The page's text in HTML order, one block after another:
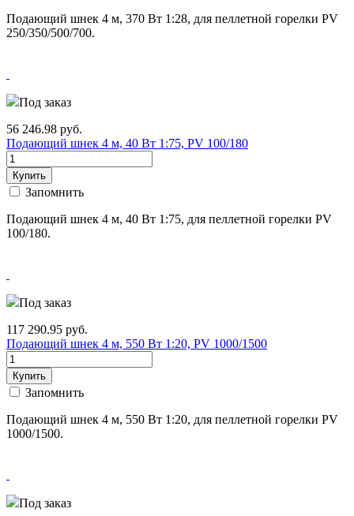
Подающий шнек 4 м, 370 Вт 1:28, для пеллетной горелки PV
250/350/500/700.
Под заказ
56 246.98 руб.
Подающий шнек 4 м, 40 Вт 1:75, PV 100/180
Купить
Запомнить
Подающий шнек 4 м, 40 Вт 1:75, для пеллетной горелки PV
100/180.
Под заказ
117 290.95 руб.
Подающий шнек 4 м, 550 Вт 1:20, PV 1000/1500
Купить
Запомнить
Подающий шнек 4 м, 550 Вт 1:20, для пеллетной горелки PV
1000/1500.
Под заказ